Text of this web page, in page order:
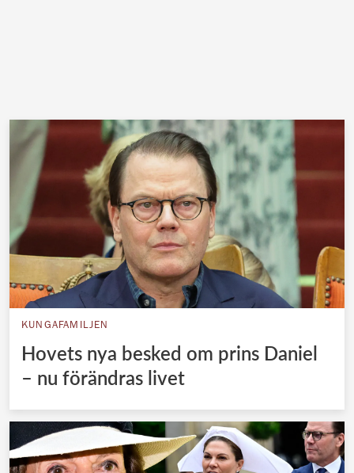
KUNGAFAMILJEN
Hovets nya besked om prins Daniel
– nu förändras livet